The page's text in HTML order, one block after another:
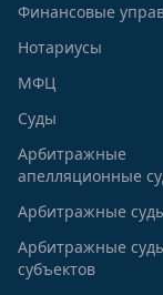
Финансовые
Нотариусы
МФЦ
Суды
Арбитражные
апелляционные
Арбитражные
Арбитражные
субъектов